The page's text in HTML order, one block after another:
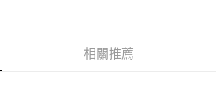
星展（台灣）商業銀行
中國信託商業銀行
永豐商業銀行
遠東國際商業銀行
相關推薦